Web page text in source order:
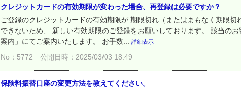
クレジットカードの有効期限が変わった場合、再登録は必要ですか？
ご登録のクレジットカードの有効期限が 期限切れ（またはまもなく期限
できないため、 新しい有効期限のご登録をお願いしております。 該当の
案内」にてご案内いたします。 お手数...
詳細表示
No：5772 公開日時：2025/03/03 18:49
保険料振替口座の変更方法を教えてください。